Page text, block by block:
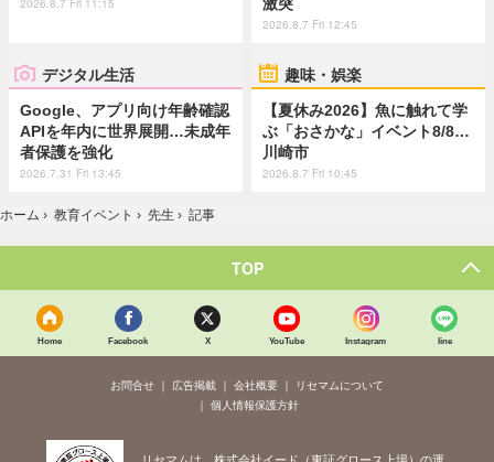
2026.8.7 Fri 12:45
デジタル生活
Google、アプリ向け年齢確認
APIを年内に世界展開…未成年
者保護を強化
2026.7.31 Fri 13:45
趣味・娯楽
【夏休み2026】魚に触れて学
ぶ「おさかな」イベント8/8…
川崎市
2026.8.7 Fri 10:45
ホーム › 教育イベント › 先生 › 記事
TOP
Home Facebook X YouTube Instagram line
お問合せ 広告掲載 会社概要
リセマムについて
個人情報保護方針
リセマムは、株式会社イード（東証グロース上場）の運